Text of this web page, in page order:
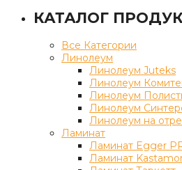
КАТАЛОГ
Все Категории
Линолеум
Линолеум Juteks
Линолеум
Линолеум
Линолеум
Линолеум на
Ламинат
Ламинат Egger
Ламинат